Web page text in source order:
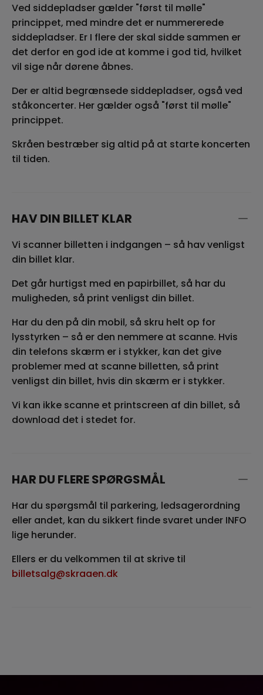
Ved siddepladser gælder "først til mølle"
princippet, med mindre det er nummererede
siddepladser. Er I flere der skal sidde sammen er
det derfor en god ide at komme i god tid, hvilket
vil sige når dørene åbnes.
Der er altid begrænsede siddepladser, også ved
ståkoncerter. Her gælder også "først til mølle"
princippet.
Skråen bestræber sig altid på at starte koncerten
til tiden.
HAV DIN BILLET KLAR
Vi scanner billetten i indgangen – så hav venligst
din billet klar.
Det går hurtigst med en papirbillet, så har du
muligheden, så print venligst din billet.
Har du den på din mobil, så skru helt op for
lysstyrken – så er den nemmere at scanne. Hvis
din telefons skærm er i stykker, kan det give
problemer med at scanne billetten, så print
venligst din billet, hvis din skærm er i stykker.
Vi kan ikke scanne et printscreen af din billet, så
download det i stedet for.
HAR DU FLERE SPØRGSMÅL
Har du spørgsmål til parkering, ledsagerordning
eller andet, kan du sikkert finde svaret under INFO
lige herunder.
Ellers er du velkommen til at skrive til
billetsalg@skraaen.dk